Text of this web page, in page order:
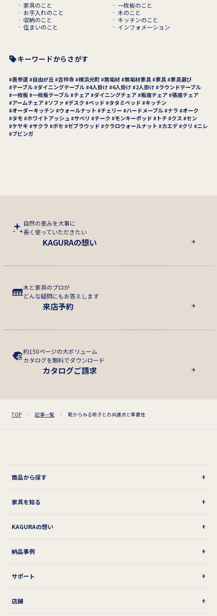
家具のこと
一枚板のこと
お手入れのこと
木のこと
収納のこと
キッチンのこと
住まいのこと
インフォメーション
キーワードからさがす
表参道 自由が丘 吉祥寺 横浜元町 無垢材 無垢材家具 家具
家具選び
テーブル ダイニングテーブル 4人掛け 6人掛け 2人掛け
ラウンドテーブル
一枚板 一枚板テーブル チェア ダイニングチェア 板座チェア 張座チェア
アームチェア
ソファ デスク ベッド タタミベッド
キッチン
オーダーキッチン
ウォールナット チェリー ハードメープル ナラ
オーク
タモ
ホワイトアッシュ サペリ チーク モンキーポッド トチ クス
セン
ケヤキ
サクラ ボセ ゼブラウッド クラロウォールナット カエデ クリ
ニレ
ブビンガ
自然の恵みを大事に
長く使っていただきたい
KAGURAの想い
木と家具のプロが
どんな疑問にもお答えします
来店予約
約150ページの大ボリューム
カタログを無料でダウンロード
カタログご請求
TOP 記事一覧 靴からみる椅子との共通点と重要性
商品から探す
家具を知る
KAGURAの想い
納品事例
サポート
店舗